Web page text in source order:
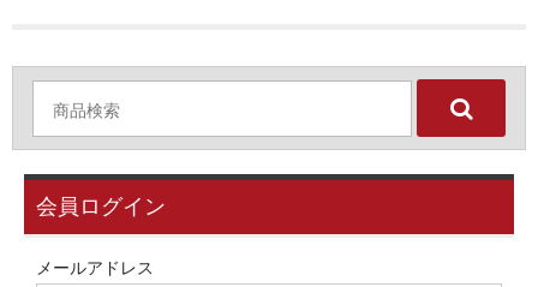
会員ログイン
メールアドレス